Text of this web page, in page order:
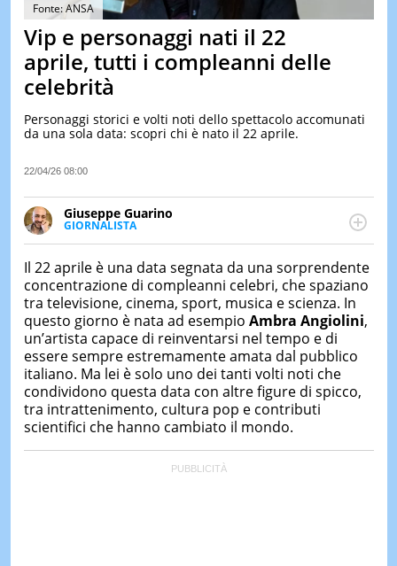
TEST
LE
DI
IERI
Fonte: ANSA
Vip e personaggi nati il 22
aprile, tutti i compleanni delle
celebrità
Personaggi storici e volti noti dello spettacolo accomunati
da una sola data: scopri chi è nato il 22 aprile.
22/04/26 08:00
Giuseppe Guarino
GIORNALISTA
Ph(D) in Diritto Comparato e processi di
particolare sulla Storia contemporanea di America
Latina e Spagna. Collabora con numerose testate ed
è presidente dell'Associazione Culturale "La
Biblioteca del Sannio".
Il 22 aprile è una data segnata da una sorprendente
concentrazione di compleanni celebri, che spaziano
tra televisione, cinema, sport, musica e scienza. In
questo giorno è nata ad esempio Ambra Angiolini,
un’artista capace di reinventarsi nel tempo e di
essere sempre estremamente amata dal pubblico
italiano. Ma lei è solo uno dei tanti volti noti che
condividono questa data con altre figure di spicco,
tra intrattenimento, cultura pop e contributi
scientifici che hanno cambiato il mondo.